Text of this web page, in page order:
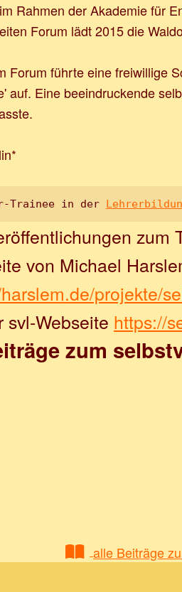
Rahmen der Akademie für
Forum lädt 2015 die
Forum führte eine freiwillige
auf. Eine beeindruckende
Trainee in der
zum
von Michael
projekte/
svl-Webseite https://
zum
alle Beiträge